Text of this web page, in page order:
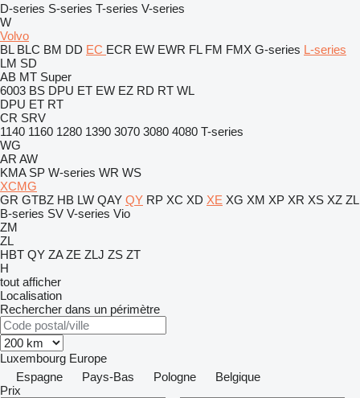
D-series S-series T-series V-series
W
Volvo
BL BLC BM DD EC ECR EW EWR FL FM FMX G-series L-series
LM SD
AB MT Super
6003 BS DPU ET EW EZ RD RT WL
DPU ET RT
CR SRV
1140 1160 1280 1390 3070 3080 4080 T-series
WG
AR AW
KMA SP W-series WR WS
XCMG
GR GTBZ HB LW QAY QY RP XC XD XE XG XM XP XR XS XZ ZL
B-series SV V-series Vio
ZM
ZL
HBT QY ZA ZE ZLJ ZS ZT
H
tout afficher
Localisation
Rechercher dans un périmètre
Luxembourg Europe
Espagne
Pays-Bas Pologne
Belgique
Prix